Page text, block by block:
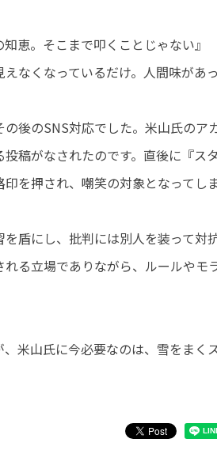
恵。そこまで叩くことじゃない』
なくなっているだけ。人間味があ
後のSNS対応でした。米山氏の
稿がなされたのです。直後に『
を押され、嘲笑の対象となってし
盾にし、批判には別人を装って
る立場でありながら、ルールや
米山氏に今必要なのは、雪をま